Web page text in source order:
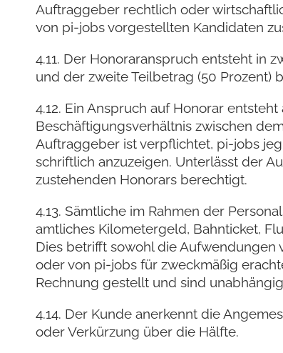
Auftraggeber rechtlich oder
von pi-jobs vorgestellten Kandidaten
4.11. Der Honoraranspruch entsteht in
und der zweite Teilbetrag (50 Prozent)
4.12. Ein Anspruch auf Honorar
Beschäftigungsverhältnis zwischen
Auftraggeber ist verpflichtet, pi-jobs
schriftlich anzuzeigen. Unterlässt der
zustehenden Honorars berechtigt.
4.13. Sämtliche im Rahmen der
amtliches Kilometergeld, Bahnticket,
Dies betrifft sowohl die Aufwendungen
oder von pi-jobs für zweckmäßig
Rechnung gestellt und sind
4.14. Der Kunde anerkennt die
oder Verkürzung über die Hälfte.